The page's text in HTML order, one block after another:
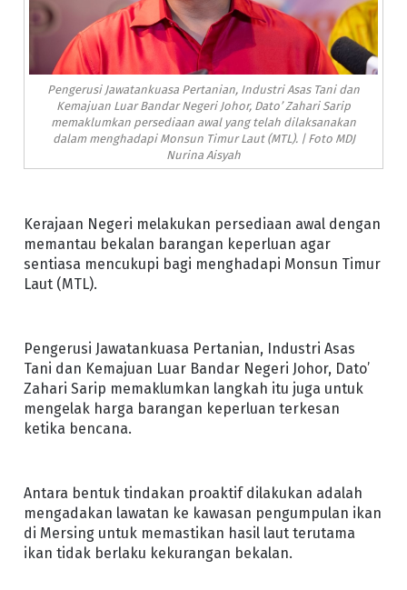
Pengerusi Jawatankuasa Pertanian, Industri Asas Tani dan
Kemajuan Luar Bandar Negeri Johor, Dato’ Zahari Sarip
memaklumkan persediaan awal yang telah dilaksanakan
dalam menghadapi Monsun Timur Laut (MTL). | Foto MDJ
Nurina Aisyah
Kerajaan Negeri melakukan persediaan awal dengan
memantau bekalan barangan keperluan agar
sentiasa mencukupi bagi menghadapi Monsun Timur
Laut (MTL).
Pengerusi Jawatankuasa Pertanian, Industri Asas
Tani dan Kemajuan Luar Bandar Negeri Johor, Dato’
Zahari Sarip memaklumkan langkah itu juga untuk
mengelak harga barangan keperluan terkesan
ketika bencana.
Antara bentuk tindakan proaktif dilakukan adalah
mengadakan lawatan ke kawasan pengumpulan ikan
di Mersing untuk memastikan hasil laut terutama
ikan tidak berlaku kekurangan bekalan.